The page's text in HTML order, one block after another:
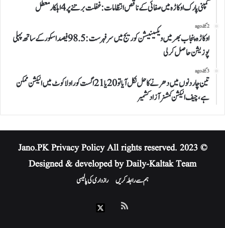
کمپنی پارک اوکاڑہ میں صفائی کے ناقص انتظامات: غفلت برتنے پر 4 اہلکار معطل
2 گھنٹے ago
اوکاڑہ پنجاب بھر میں ویکسینیشن کوریج میں سرفہرست: 98.5 فیصد اسکور کے ساتھ پہلی
پوزیشن حاصل کر لی
3 گھنٹے ago
تین چار دنوں میں دھرنے کا حل نکل آیا تو 20 یا 21 اگست کو راولاکوٹ میں الیکشن ممکن
ہے، چیف الیکشن کمشنر آزاد کشمیر
© 2023 Jano.PK
Privacy PolicyAll rights reserved.
Designed & developed by Daily-Kaltak Team
ہم سے رابطہ کریں رازداری کی پالیسی
RSS